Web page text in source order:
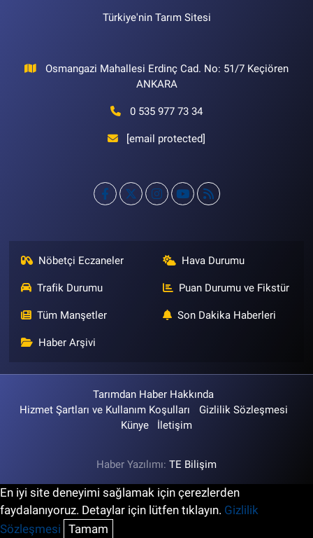
Türkiye'nin Tarım Sitesi
Osmangazi Mahallesi Erdinç Cad. No: 51/7 Keçiören
ANKARA
0 535 977 73 34
[email protected]
Nöbetçi Eczaneler Hava Durumu
Trafik Durumu Puan Durumu ve Fikstür
Tüm Manşetler Son Dakika Haberleri
Haber Arşivi
Tarımdan Haber Hakkında
Hizmet Şartları ve Kullanım Koşulları
Gizlilik Sözleşmesi
Künye
İletişim
Haber Yazılımı: TE Bilişim
En iyi site deneyimi sağlamak için çerezlerden
faydalanıyoruz. Detaylar için lütfen tıklayın. Gizlilik
Sözleşmesi Tamam